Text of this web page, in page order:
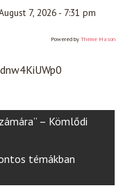
7, 2026 - 7:31 pm
Powered by Theme Mason
– Kömlődi
témákban